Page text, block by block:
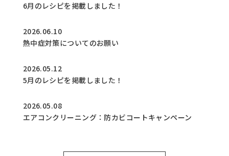
6月のレシピを掲載しました！
2026.06.10
熱中症対策についてのお願い
2026.05.12
5月のレシピを掲載しました！
2026.05.08
エアコンクリーニング：防カビコートキャンペーン